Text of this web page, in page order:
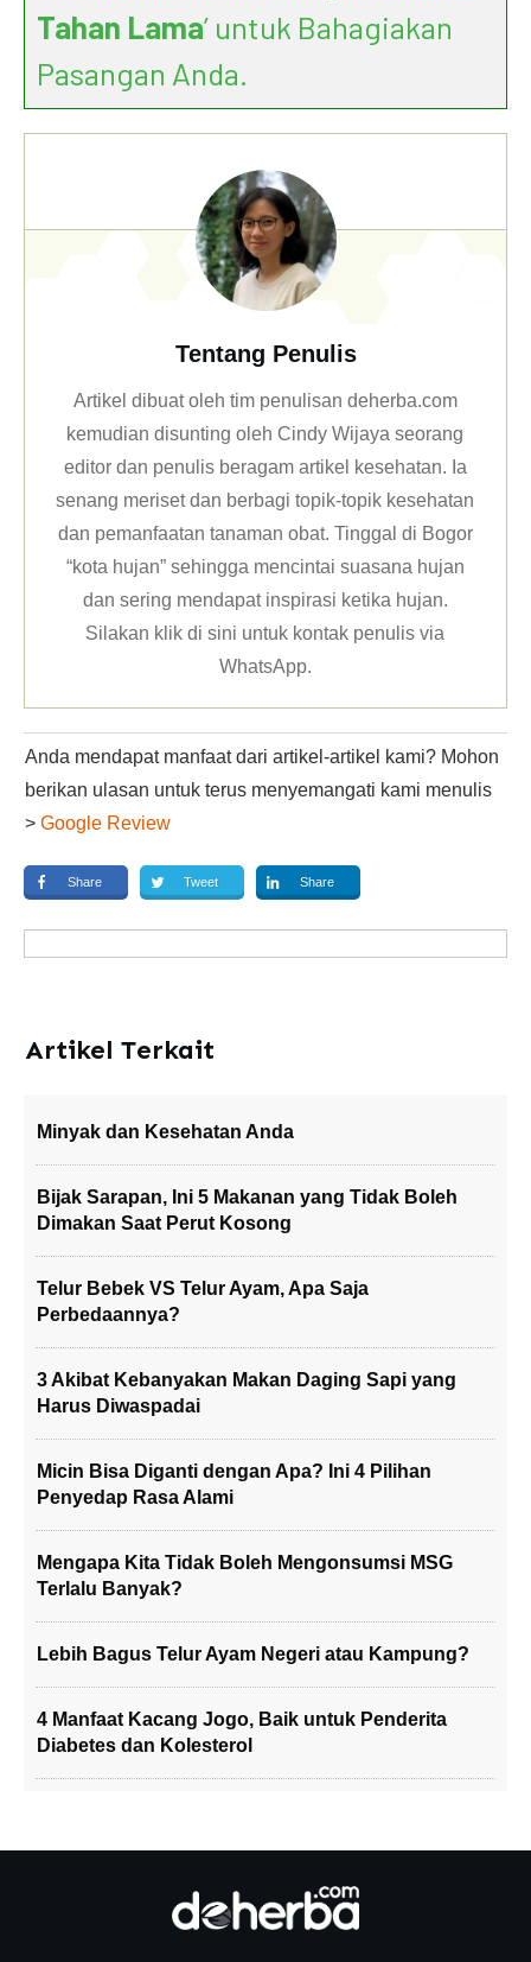
Tahan Lama’ untuk Bahagiakan
Pasangan Anda.
Tentang Penulis
Artikel dibuat oleh tim penulisan deherba.com
kemudian disunting oleh Cindy Wijaya seorang
editor dan penulis beragam artikel kesehatan. Ia
senang meriset dan berbagi topik-topik kesehatan
dan pemanfaatan tanaman obat. Tinggal di Bogor
“kota hujan” sehingga mencintai suasana hujan
dan sering mendapat inspirasi ketika hujan.
Silakan klikdi sini untuk kontak penulis via
WhatsApp.
Anda mendapat manfaat dari artikel-artikel kami? Mohon
berikan ulasan untuk terus menyemangati kami menulis
> Google Review
Share Tweet Share
Artikel Terkait
Minyak dan Kesehatan Anda
Bijak Sarapan, Ini 5 Makanan yang Tidak Boleh
Dimakan Saat Perut Kosong
Telur Bebek VS Telur Ayam, Apa Saja
Perbedaannya?
3 Akibat Kebanyakan Makan Daging Sapi yang
Harus Diwaspadai
Micin Bisa Diganti dengan Apa? Ini 4 Pilihan
Penyedap Rasa Alami
Mengapa Kita Tidak Boleh Mengonsumsi MSG
Terlalu Banyak?
Lebih Bagus Telur Ayam Negeri atau Kampung?
4 Manfaat Kacang Jogo, Baik untuk Penderita
Diabetes dan Kolesterol